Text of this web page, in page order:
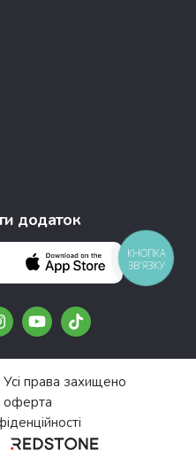
додаток
права захищено
оферта
Подарунки, про які
Безкоштовні піци та роли
КНОПКА
ЗВ'ЯЗКУ